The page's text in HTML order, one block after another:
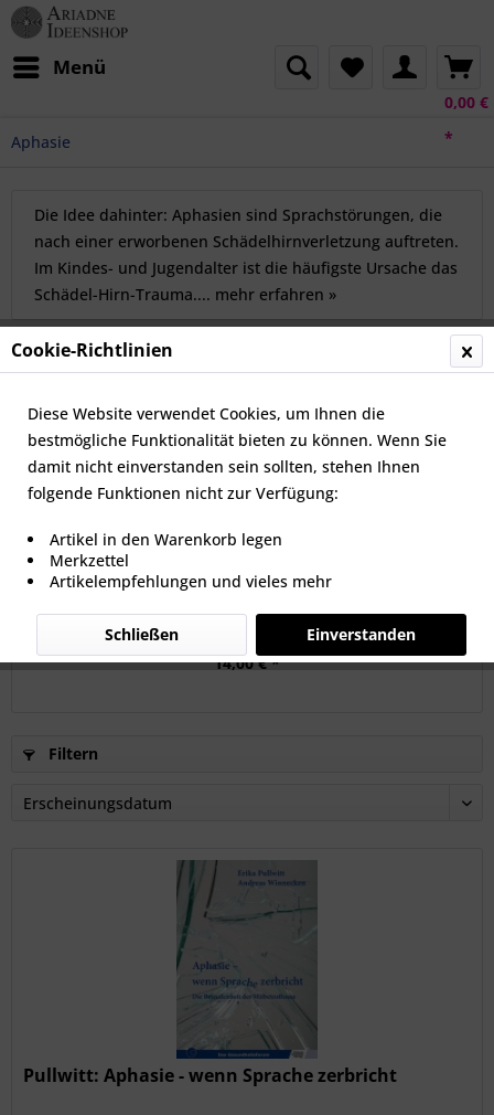
Menü
0,00 €
*
Aphasie
Die Idee dahinter: Aphasien sind Sprachstörungen, die
nach einer erworbenen Schädelhirnverletzung auftreten.
Im Kindes- und Jugendalter ist die häufigste Ursache das
Schädel-Hirn-Trauma.... mehr erfahren »
Topseller
Jakobson: Kindersprache, Aphasie und allgemeine
Lautgesetze
14,00 € *
Filtern
Pullwitt: Aphasie - wenn Sprache zerbricht
Cookie-Richtlinien
Diese Website verwendet Cookies, um Ihnen die
bestmögliche Funktionalität bieten zu können. Wenn Sie
damit nicht einverstanden sein sollten, stehen Ihnen
folgende Funktionen nicht zur Verfügung:
Artikel in den Warenkorb legen
Merkzettel
Artikelempfehlungen und vieles mehr
Einverstanden
Schließen